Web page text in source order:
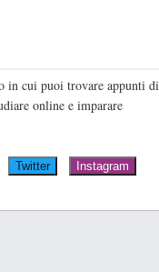
in cui puoi trovare appunti di
online e imparare